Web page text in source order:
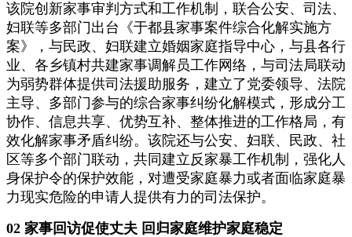
该院创新家事审判方式和工作机制，联合公安、司法、
妇联等多部门出台《于都县家事案件综合化解实施方
案》，与民政、妇联建立婚姻家庭指导中心，与县各行
业、各乡镇村共建家事调解员工作网络，与司法局联动
为弱势群体提供司法援助服务，建立了党委领导、法院
主导、多部门参与的综合家事纠纷化解模式，形成分工
协作、信息共享、优势互补、整体推进的工作格局，有
效化解家事矛盾纠纷。该院还与公安、妇联、民政、社
区等多个部门联动，共同建立反家暴工作机制，强化人
身保护令的保护效能，对遭受家庭暴力或者面临家庭暴
力现实危险的申请人提供有力的司法保护。
02 家事回访促使丈夫 回归家庭维护家庭稳定